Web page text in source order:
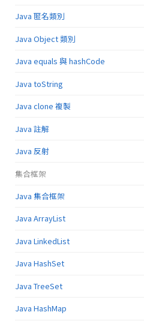
Java 匿名類別
Java Object 類別
Java equals 與 hashCode
Java toString
Java clone 複製
Java 註解
Java 反射
集合框架
Java 集合框架
Java ArrayList
Java LinkedList
Java HashSet
Java TreeSet
Java HashMap